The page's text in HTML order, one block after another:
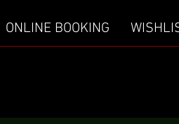
ONLINE BOOKING